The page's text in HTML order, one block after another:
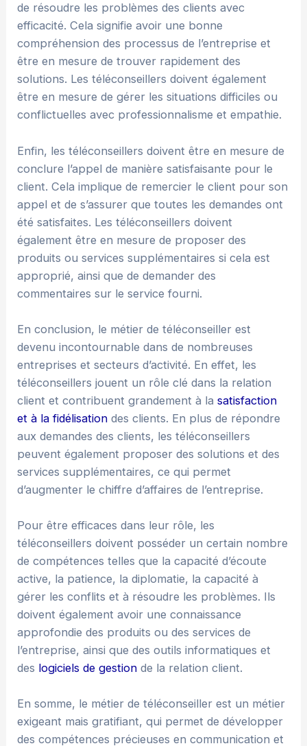
de résoudre les problèmes des clients avec
efficacité. Cela signifie avoir une bonne
compréhension des processus de l’entreprise et
être en mesure de trouver rapidement des
solutions. Les téléconseillers doivent également
être en mesure de gérer les situations difficiles ou
conflictuelles avec professionnalisme et empathie.
Enfin, les téléconseillers doivent être en mesure de
conclure l’appel de manière satisfaisante pour le
client. Cela implique de remercier le client pour son
appel et de s’assurer que toutes les demandes ont
été satisfaites. Les téléconseillers doivent
également être en mesure de proposer des
produits ou services supplémentaires si cela est
approprié, ainsi que de demander des
commentaires sur le service fourni.
En conclusion, le métier de téléconseiller est
devenu incontournable dans de nombreuses
entreprises et secteurs d’activité. En effet, les
téléconseillers jouent un rôle clé dans la relation
client et contribuent grandement à lasatisfaction
et à la fidélisation des clients. En plus de répondre
aux demandes des clients, les téléconseillers
peuvent également proposer des solutions et des
services supplémentaires, ce qui permet
d’augmenter le chiffre d’affaires de l’entreprise.
Pour être efficaces dans leur rôle, les
téléconseillers doivent posséder un certain nombre
de compétences telles que la capacité d’écoute
active, la patience, la diplomatie, la capacité à
gérer les conflits et à résoudre les problèmes. Ils
doivent également avoir une connaissance
approfondie des produits ou des services de
l’entreprise, ainsi que des outils informatiques et
des logiciels de gestion de la relation client.
En somme, le métier de téléconseiller est un métier
exigeant mais gratifiant, qui permet de développer
des compétences précieuses en communication et